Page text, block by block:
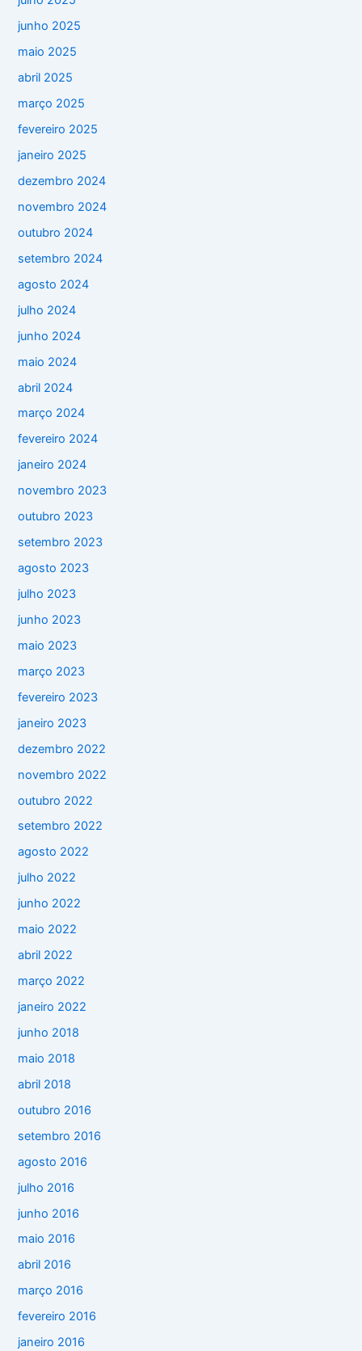
junho 2025
maio 2025
abril 2025
março 2025
fevereiro 2025
janeiro 2025
dezembro 2024
novembro 2024
outubro 2024
setembro 2024
agosto 2024
julho 2024
junho 2024
maio 2024
abril 2024
março 2024
fevereiro 2024
janeiro 2024
novembro 2023
outubro 2023
setembro 2023
agosto 2023
julho 2023
junho 2023
maio 2023
março 2023
fevereiro 2023
janeiro 2023
dezembro 2022
novembro 2022
outubro 2022
setembro 2022
agosto 2022
julho 2022
junho 2022
maio 2022
abril 2022
março 2022
janeiro 2022
junho 2018
maio 2018
abril 2018
outubro 2016
setembro 2016
agosto 2016
julho 2016
junho 2016
maio 2016
abril 2016
março 2016
fevereiro 2016
janeiro 2016